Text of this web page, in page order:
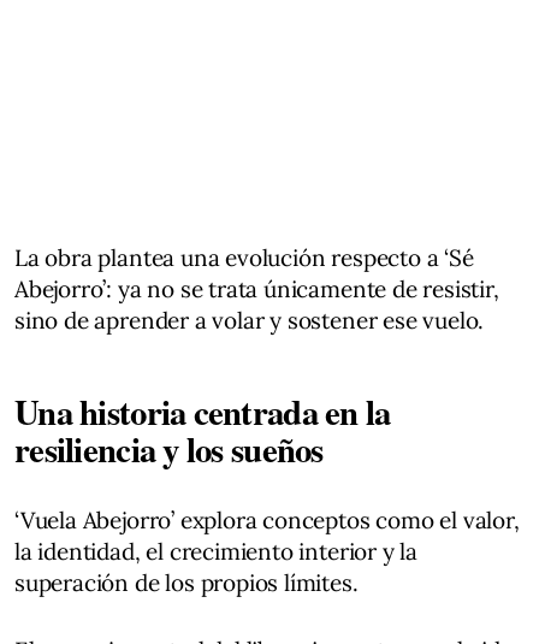
La obra plantea una evolución respecto a ‘Sé
Abejorro’: ya no se trata únicamente de resistir,
sino de aprender a volar y sostener ese vuelo.
Una historia centrada en la
resiliencia y los sueños
‘Vuela Abejorro’ explora conceptos como el valor,
la identidad, el crecimiento interior y la
superación de los propios límites.